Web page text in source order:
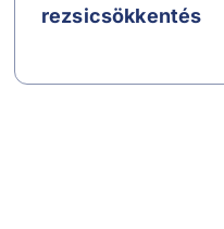
rezsicsökkentés